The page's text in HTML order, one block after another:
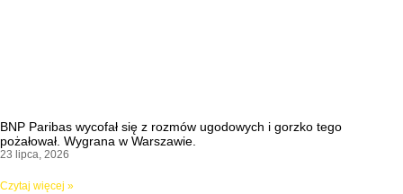
BNP Paribas wycofał się z rozmów ugodowych i gorzko tego
pożałował. Wygrana w Warszawie.
23 lipca, 2026
Czytaj więcej »